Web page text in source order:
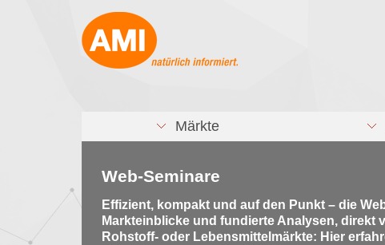
Märkte
Web-Seminare
Effizient, kompakt und auf den Punkt – die
Markteinblicke und fundierte Analysen, direkt
Rohstoff- oder Lebensmittelmärkte: Hier